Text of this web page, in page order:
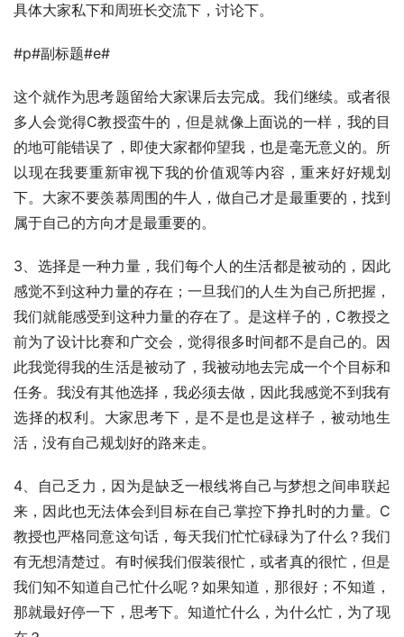
具体大家私下和周班长交流下，讨论下。
#p#副标题#e#
这个就作为思考题留给大家课后去完成。我们继续。或者很
多人会觉得C教授蛮牛的，但是就像上面说的一样，我的目
的地可能错误了，即使大家都仰望我，也是毫无意义的。所
以现在我要重新审视下我的价值观等内容，重来好好规划
下。大家不要羡慕周围的牛人，做自己才是最重要的，找到
属于自己的方向才是最重要的。
3、选择是一种力量，我们每个人的生活都是被动的，因此
感觉不到这种力量的存在；一旦我们的人生为自己所把握，
我们就能感受到这种力量的存在了。是这样子的，C教授之
前为了设计比赛和广交会，觉得很多时间都不是自己的。因
此我觉得我的生活是被动了，我被动地去完成一个个目标和
任务。我没有其他选择，我必须去做，因此我感觉不到我有
选择的权利。大家思考下，是不是也是这样子，被动地生
活，没有自己规划好的路来走。
4、自己乏力，因为是缺乏一根线将自己与梦想之间串联起
来，因此也无法体会到目标在自己掌控下挣扎时的力量。C
教授也严格同意这句话，每天我们忙忙碌碌为了什么？我们
有无想清楚过。有时候我们假装很忙，或者真的很忙，但是
我们知不知道自己忙什么呢？如果知道，那很好；不知道，
那就最好停一下，思考下。知道忙什么，为什么忙，为了现